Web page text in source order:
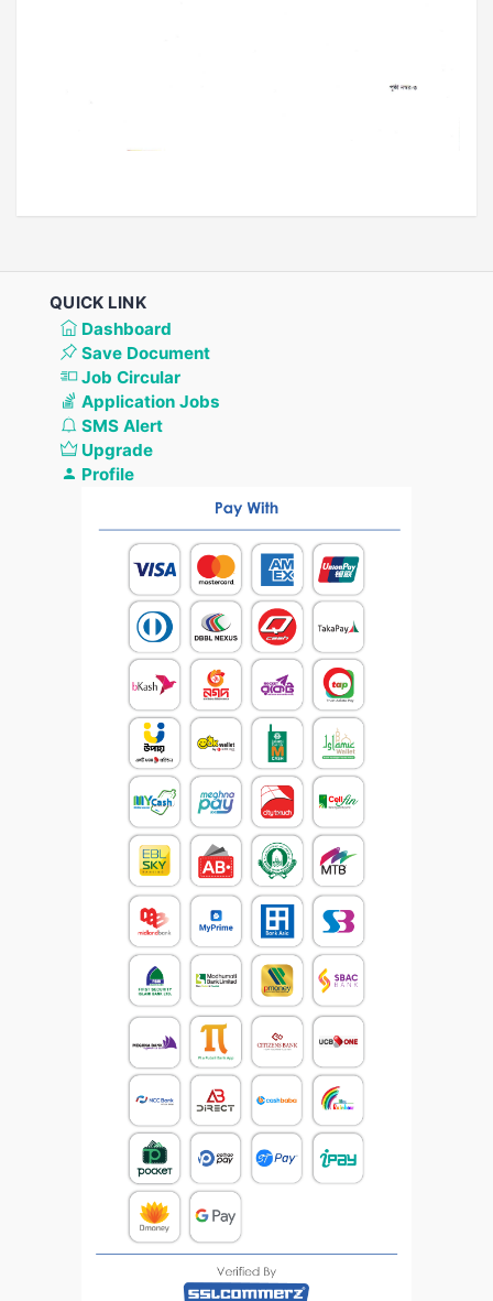
QUICK LINK
Dashboard
Save Document
Job Circular
Application Jobs
SMS Alert
Upgrade
Profile